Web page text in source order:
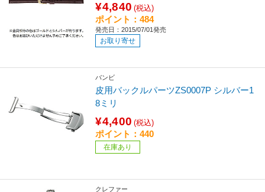
¥4,840 (税込)
ポイント：484
発売日：2015/07/01発売
お取り寄せ
バンビ
皮用バックルパーツZS0007P シルバー1
8ミリ
¥4,400 (税込)
ポイント：440
在庫あり
クレファー